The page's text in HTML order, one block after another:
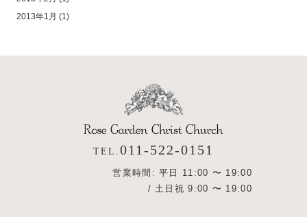
2013年1月 (1)
TEL. 011-522-0151
営業時間: 平日 11:00 〜 19:00
/ 土日祝 9:00 〜 19:00